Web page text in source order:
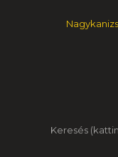
Keresés